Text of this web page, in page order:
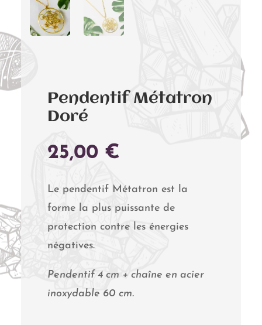
Pendentif Métatron
Doré
25,00 €
Le pendentif Métatron est la
forme la plus puissante de
protection contre les énergies
négatives.
Pendentif 4 cm + chaîne en acier
inoxydable 60 cm.